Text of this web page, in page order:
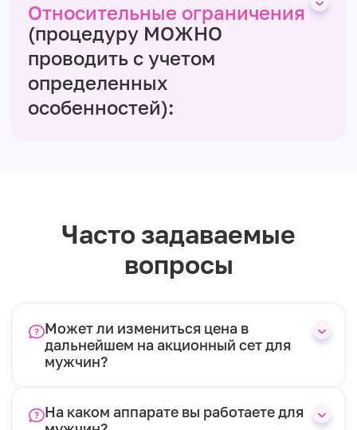
Относительные ограничения
(процедуру МОЖНО
проводить с учетом
определенных
особенностей):
Часто задаваемые
вопросы
Может ли измениться цена в
дальнейшем на акционный сет для
мужчин?
На каком аппарате вы работаете для